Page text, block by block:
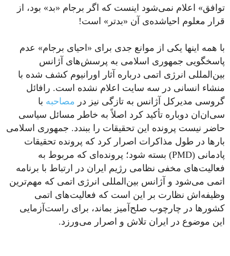
توافق» اعلام نمی‌شود اینست که اگر برجام «بد» بود، از
قرار معلوم احیاشده‌ی آن «بدتر» است!
با همه اینها یکی از موانع جدی برای «احیای برجام» عدم
پاسخگویی جمهوری اسلامی به پرسش‌های آژانس
بین‌المللی انرژی اتمی درباره آثار اورانیوم کشف شده با
منشاء انسانی در سه سایت اعلام نشده است. رافائل
گروسی مدیرکل آژانس به تازگی نیز در مصاحبه با
سی‌ان‌ان دوباره تأکید کرد اصلاً به خاطر مسائل سیاسی
حاضر نیست پرونده این تحقیقات را ببندد. جمهوری اسلامی
بارها در طول مذاکرات اصرار کرد که پرونده تحقیقات
پادمانی (PMD) بسته شود؛ پرونده‌ای که مربوط به
فعالیت‌های مخفی نظامی رژیم ایران در ارتباط با برنامه
اتمی می‌شود و آژانس بین‌المللی انرژی اتمی که مهم‌ترین
وظیفه‌اش نظارت بر این است که فعالیت‌های اتمی
کشورها در چارچوب صلح‌آمیز بماند، برای راست‌آزمایی
این موضوع در ایران تلاش و اصرار می‌ورزد.